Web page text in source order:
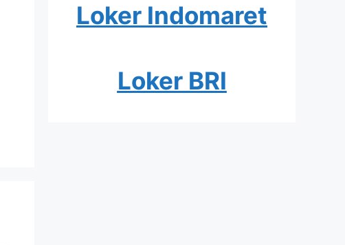
Loker Indomaret
Loker BRI